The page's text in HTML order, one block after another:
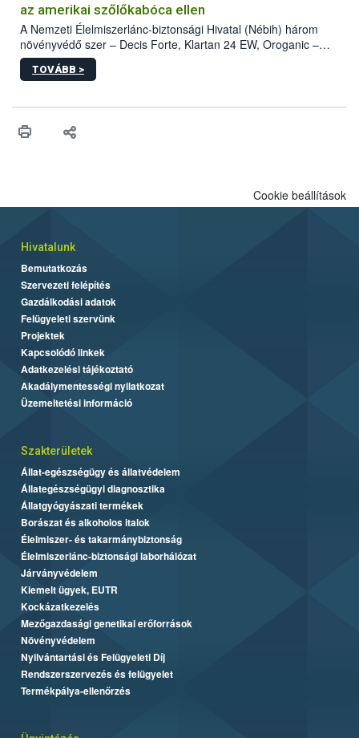
az amerikai szőlőkabóca ellen
A Nemzeti Élelmiszerlánc-biztonsági Hivatal (Nébih) három
növényvédő szer – Decis Forte, Klartan 24 EW, Oroganic –
engedélyokiratát módosította, így azok a szüretet követően,
egészen a vesszőérettség (BBCH 91) stádiumáig
érésű szőlőkben is legyen lehetőség a károsító elleni további
felhasználók számára is elérhető és ökológiai termesztésben is
TOVÁBB >
Cookie beállítások
Hivatalunk
Bemutatkozás
Szervezeti felépítés
Gazdálkodási adatok
Felügyeleti szervünk
Projektek
Kapcsolódó linkek
Adatkezelési tájékoztató
Akadálymentességi nyilatkozat
Üzemeltetési információ
Szakterületek
Állat-egészségügy és állatvédelem
Állategészségügyi diagnosztika
Állatgyógyászati termékek
Borászat és alkoholos italok
Élelmiszer- és takarmánybiztonság
Élelmiszerlánc-biztonsági laborhálózat
Járványvédelem
Kiemelt ügyek, EUTR
Kockázatkezelés
Mezőgazdasági genetikai erőforrások
Növényvédelem
Nyilvántartási és Felügyeleti Díj
Rendszerszervezés és felügyelet
Termékpálya-ellenőrzés